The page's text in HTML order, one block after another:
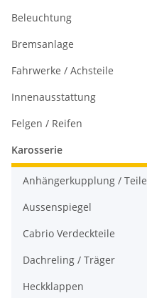
Beleuchtung
Bremsanlage
Fahrwerke / Achsteile
Innenausstattung
Felgen / Reifen
Karosserie
Anhängerkupplung / Teile
Aussenspiegel
Cabrio Verdeckteile
Dachreling / Träger
Heckklappen